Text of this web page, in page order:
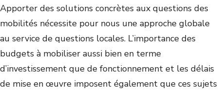
Apporter des solutions concrètes aux questions des
mobilités nécessite pour nous une approche globale
au service de questions locales. L’importance des
budgets à mobiliser aussi bien en terme
d’investissement que de fonctionnement et les délais
de mise en œuvre imposent également que ces sujets